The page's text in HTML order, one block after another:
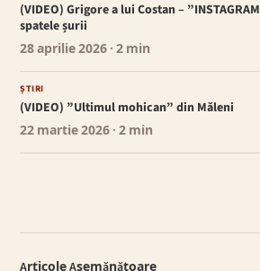
(VIDEO) Grigore a lui Costan –
spatele șurii
28 aprilie 2026 · 2 min
ȘTIRI
(VIDEO) ”Ultimul mohican” din Măleni
22 martie 2026 · 2 min